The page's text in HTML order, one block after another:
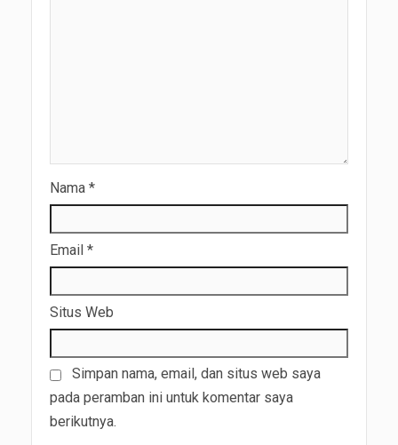
Nama *
Email *
Situs Web
Simpan nama, email, dan situs web saya
pada peramban ini untuk komentar saya
berikutnya.